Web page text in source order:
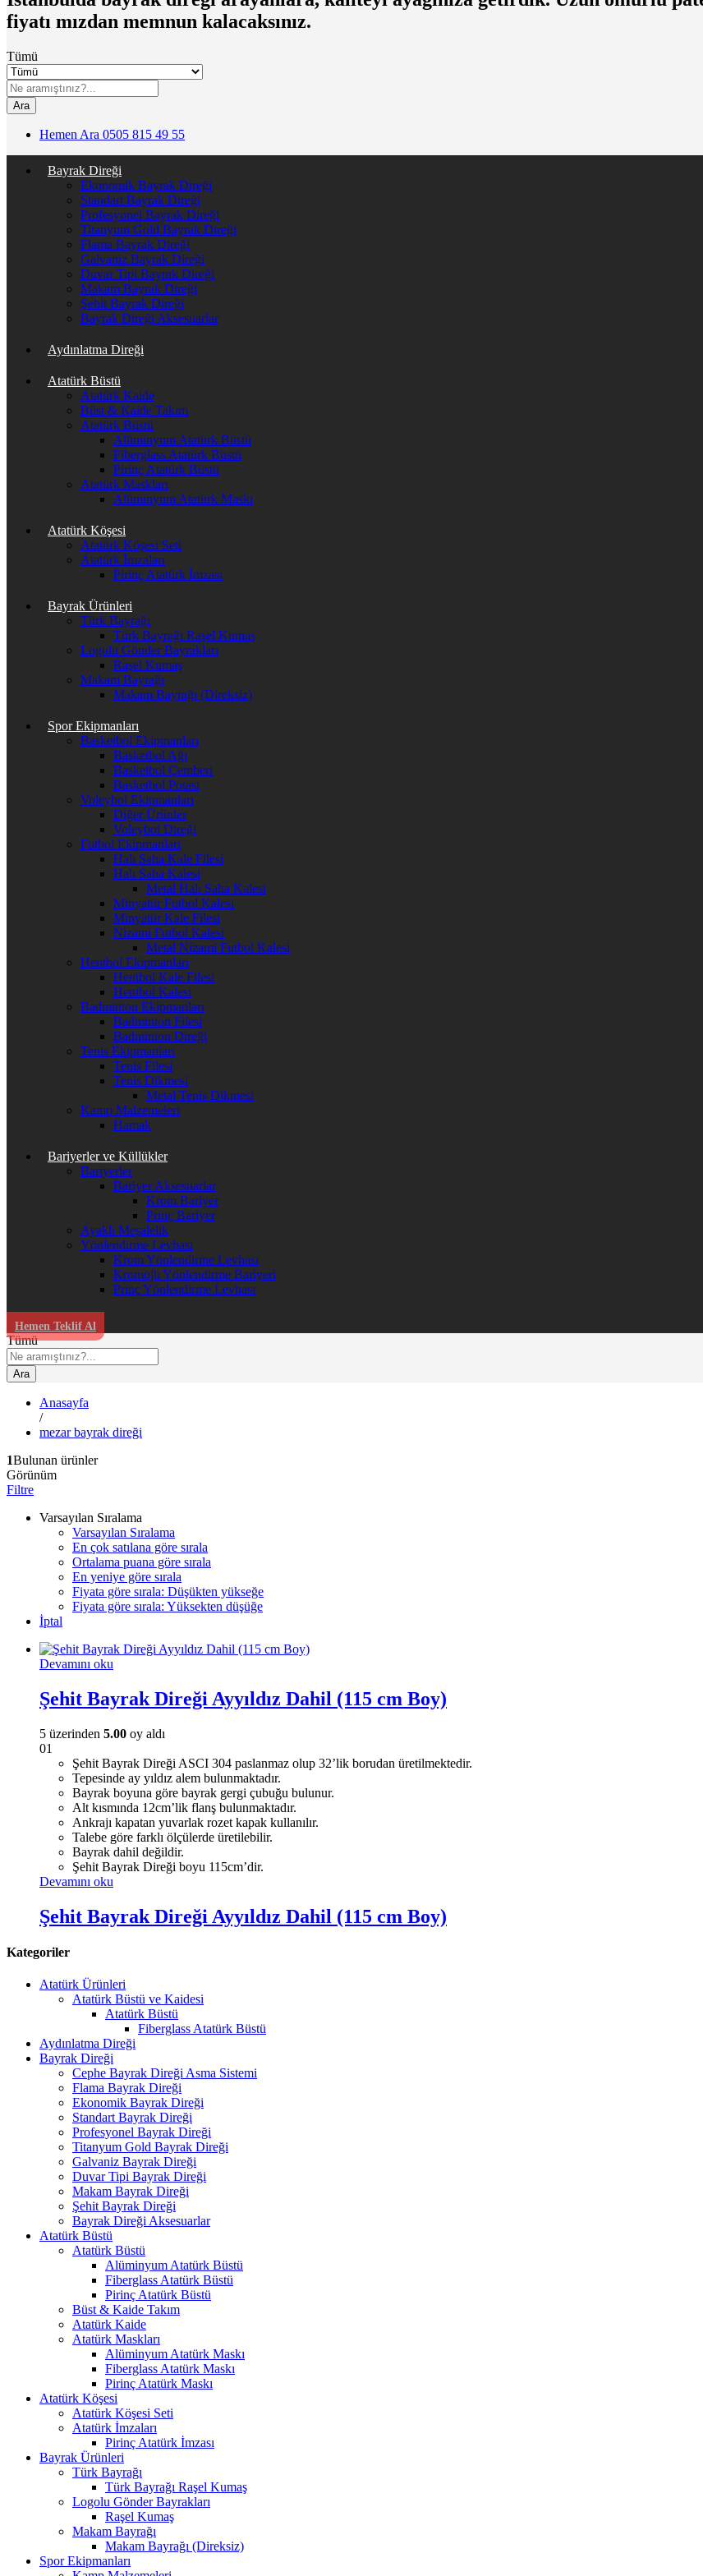
fiyatı mızdan memnun kalacaksınız.
Tümü
Ara
Hemen Ara 0505 815 49 55
Bayrak Direği
Ekonomik Bayrak Direği
Standart Bayrak Direği
Profesyonel Bayrak Direği
Titanyum Gold Bayrak Direği
Flama Bayrak Direği
Galvaniz Bayrak Direği
Duvar Tipi Bayrak Direği
Makam Bayrak Direği
Şehit Bayrak Direği
Bayrak Direği Aksesuarlar
Aydınlatma Direği
Atatürk Büstü
Atatürk Kaide
Büst & Kaide Takım
Atatürk Büstü
Alüminyum Atatürk Büstü
Fiberglass Atatürk Büstü
Pirinç Atatürk Büstü
Atatürk Maskları
Alüminyum Atatürk Maskı
Atatürk Köşesi
Atatürk Köşesi Seti
Atatürk İmzaları
Pirinç Atatürk İmzası
Bayrak Ürünleri
Türk Bayrağı
Türk Bayrağı Raşel Kumaş
Logolu Gönder Bayrakları
Raşel Kumaş
Makam Bayrağı
Makam Bayrağı (Direksiz)
Spor Ekipmanları
Basketbol Ekipmanları
Basketbol Ağı
Basketbol Çemberi
Basketbol Potası
Voleybol Ekipmanları
Diğer Ürünler
Voleybol Direği
Futbol Ekipmanları
Halı Saha Kale Filesi
Halı Saha Kalesi
Metal Halı Saha Kalesi
Minyatür Futbol Kalesi
Minyatür Kale Filesi
Nizami Futbol Kalesi
Metal Nizami Futbol Kalesi
Hentbol Ekipmanları
Hentbol Kale Filesi
Hentbol Kalesi
Badminton Ekipmanları
Badminton Filesi
Badminton Direği
Tenis Ekipmanları
Tenis Filesi
Tenis Dikmesi
Metal Tenis Dikmesi
Kamp Malzemeleri
Hamak
Bariyerler ve Küllükler
Bariyerler
Bariyer Aksesuarlar
Krom Bariyer
Prinç Bariyer
Ayaklı Meşalelik
Yönlendirme Levhası
Krom Yönlendirme Levhası
Kromojlı Yönlendirme Bariyeri
Prinç Yönlendirme Levhası
Hemen Teklif Al
Tümü
Ara
Anasayfa
/
mezar bayrak direği
1Bulunan ürünler
Görünüm
Filtre
Varsayılan Sıralama
Varsayılan Sıralama
En çok satılana göre sırala
Ortalama puana göre sırala
En yeniye göre sırala
Fiyata göre sırala: Düşükten yükseğe
Fiyata göre sırala: Yüksekten düşüğe
İptal
Devamını oku
Şehit Bayrak Direği Ayyıldız Dahil (115 cm Boy)
5 üzerinden 5.00 oy aldı
01
Şehit Bayrak Direği ASCI 304 paslanmaz olup 32’lik borudan üretilmektedir.
Tepesinde ay yıldız alem bulunmaktadır.
Bayrak boyuna göre bayrak gergi çubuğu bulunur.
Alt kısmında 12cm’lik flanş bulunmaktadır.
Ankrajı kapatan yuvarlak rozet kapak kullanılır.
Talebe göre farklı ölçülerde üretilebilir.
Bayrak dahil değildir.
Şehit Bayrak Direği boyu 115cm’dir.
Devamını oku
Şehit Bayrak Direği Ayyıldız Dahil (115 cm Boy)
Kategoriler
Atatürk Ürünleri
Atatürk Büstü ve Kaidesi
Atatürk Büstü
Fiberglass Atatürk Büstü
Aydınlatma Direği
Bayrak Direği
Cephe Bayrak Direği Asma Sistemi
Flama Bayrak Direği
Ekonomik Bayrak Direği
Standart Bayrak Direği
Profesyonel Bayrak Direği
Titanyum Gold Bayrak Direği
Galvaniz Bayrak Direği
Duvar Tipi Bayrak Direği
Makam Bayrak Direği
Şehit Bayrak Direği
Bayrak Direği Aksesuarlar
Atatürk Büstü
Atatürk Büstü
Alüminyum Atatürk Büstü
Fiberglass Atatürk Büstü
Pirinç Atatürk Büstü
Büst & Kaide Takım
Atatürk Kaide
Atatürk Maskları
Alüminyum Atatürk Maskı
Fiberglass Atatürk Maskı
Pirinç Atatürk Maskı
Atatürk Köşesi
Atatürk Köşesi Seti
Atatürk İmzaları
Pirinç Atatürk İmzası
Bayrak Ürünleri
Türk Bayrağı
Türk Bayrağı Raşel Kumaş
Logolu Gönder Bayrakları
Raşel Kumaş
Makam Bayrağı
Makam Bayrağı (Direksiz)
Spor Ekipmanları